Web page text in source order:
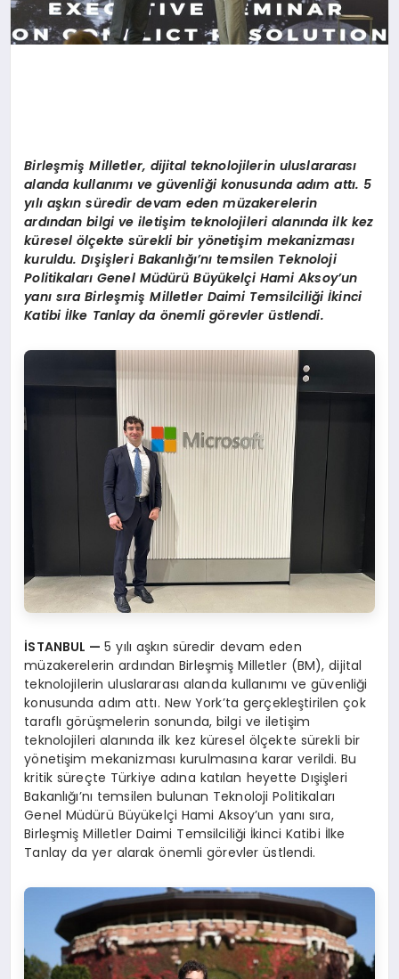
Birleşmiş Milletler, dijital teknolojilerin uluslararası
alanda kullanımı ve güvenliği konusunda adım attı. 5
yılı aşkın süredir devam eden müzakerelerin
ardından bilgi ve iletişim teknolojileri alanında ilk kez
küresel ölçekte sürekli bir yönetişim mekanizması
kuruldu. Dışişleri Bakanlığı’nı temsilen Teknoloji
Politikaları Genel Müdürü Büyükelçi Hami Aksoy’un
yanı sıra Birleşmiş Milletler Daimi Temsilciliği İkinci
Katibi İlke Tanlay da önemli görevler üstlendi.
İSTANBUL —5 yılı aşkın süredir devam eden
müzakerelerin ardından Birleşmiş Milletler (BM), dijital
teknolojilerin uluslararası alanda kullanımı ve güvenliği
konusunda adım attı. New York’ta gerçekleştirilen çok
taraflı görüşmelerin sonunda, bilgi ve iletişim
teknolojileri alanında ilk kez küresel ölçekte sürekli bir
yönetişim mekanizması kurulmasına karar verildi. Bu
kritik süreçte Türkiye adına katılan heyette Dışişleri
Bakanlığı’nı temsilen bulunan Teknoloji Politikaları
Genel Müdürü Büyükelçi Hami Aksoy’un yanı sıra,
Birleşmiş Milletler Daimi Temsilciliği İkinci Katibi İlke
Tanlay da yer alarak önemli görevler üstlendi.